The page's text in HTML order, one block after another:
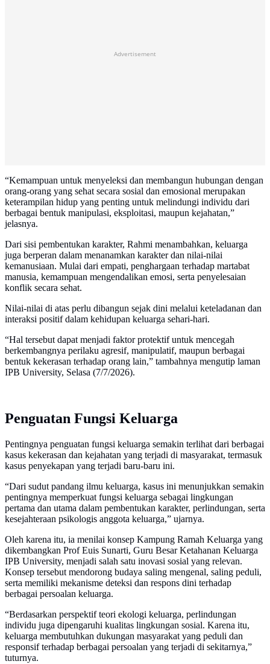
Advertisement
“Kemampuan untuk menyeleksi dan membangun hubungan dengan
orang-orang yang sehat secara sosial dan emosional merupakan
keterampilan hidup yang penting untuk melindungi individu dari
berbagai bentuk manipulasi, eksploitasi, maupun kejahatan,”
jelasnya.
Dari sisi pembentukan karakter, Rahmi menambahkan, keluarga
juga berperan dalam menanamkan karakter dan nilai-nilai
kemanusiaan. Mulai dari empati, penghargaan terhadap martabat
manusia, kemampuan mengendalikan emosi, serta penyelesaian
konflik secara sehat.
Nilai-nilai di atas perlu dibangun sejak dini melalui keteladanan dan
interaksi positif dalam kehidupan keluarga sehari-hari.
“Hal tersebut dapat menjadi faktor protektif untuk mencegah
berkembangnya perilaku agresif, manipulatif, maupun berbagai
bentuk kekerasan terhadap orang lain,” tambahnya mengutip laman
IPB University, Selasa (7/7/2026).
Penguatan Fungsi Keluarga
Pentingnya penguatan fungsi keluarga semakin terlihat dari berbagai
kasus kekerasan dan kejahatan yang terjadi di masyarakat, termasuk
kasus penyekapan yang terjadi baru-baru ini.
“Dari sudut pandang ilmu keluarga, kasus ini menunjukkan semakin
pentingnya memperkuat fungsi keluarga sebagai lingkungan
pertama dan utama dalam pembentukan karakter, perlindungan, serta
kesejahteraan psikologis anggota keluarga,” ujarnya.
Oleh karena itu, ia menilai konsep Kampung Ramah Keluarga yang
dikembangkan Prof Euis Sunarti, Guru Besar Ketahanan Keluarga
IPB University, menjadi salah satu inovasi sosial yang relevan.
Konsep tersebut mendorong budaya saling mengenal, saling peduli,
serta memiliki mekanisme deteksi dan respons dini terhadap
berbagai persoalan keluarga.
“Berdasarkan perspektif teori ekologi keluarga, perlindungan
individu juga dipengaruhi kualitas lingkungan sosial. Karena itu,
keluarga membutuhkan dukungan masyarakat yang peduli dan
responsif terhadap berbagai persoalan yang terjadi di sekitarnya,”
tuturnya.